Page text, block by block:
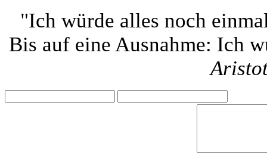
"Ich würde alles noch
Bis auf eine Ausnahme: Ich